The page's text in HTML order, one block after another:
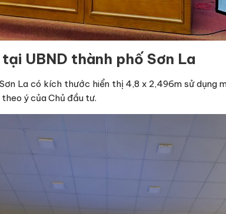
UBND thành phố Sơn La
La có kích thước hiển thị 4,8 x 2,496m sử dụng
ý của Chủ đầu tư.